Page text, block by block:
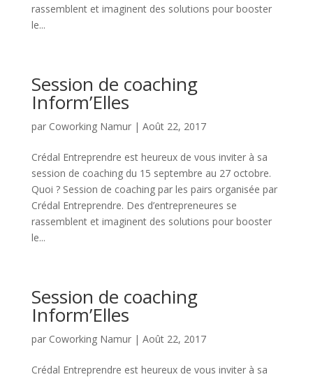
rassemblent et imaginent des solutions pour booster
le...
Session de coaching
Inform’Elles
par Coworking Namur| Août 22, 2017
Crédal Entreprendre est heureux de vous inviter à sa
session de coaching du 15 septembre au 27 octobre.
Quoi ? Session de coaching par les pairs organisée par
Crédal Entreprendre. Des d’entrepreneures se
rassemblent et imaginent des solutions pour booster
le...
Session de coaching
Inform’Elles
par Coworking Namur| Août 22, 2017
Crédal Entreprendre est heureux de vous inviter à sa